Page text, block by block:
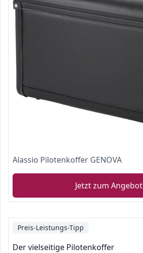
Alassio Pilotenkoffer GENOVA
Jetzt zum Angebot
Preis-Leistungs-Tipp
Der vielseitige Pilotenkoffer